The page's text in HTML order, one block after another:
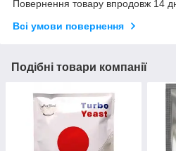
Повернення товару впродовж 14
Всі умови повернення
Подібні товари компанії